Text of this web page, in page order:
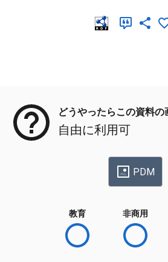
どうやったらこの資料の
自由に利用可
PDM
教育 非商用